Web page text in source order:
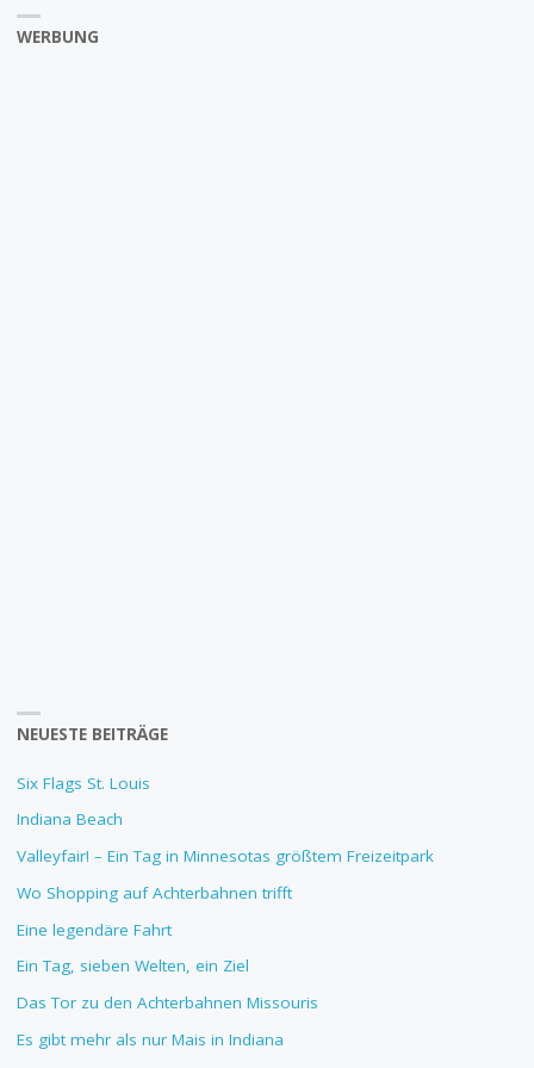
WERBUNG
NEUESTE BEITRÄGE
Six Flags St. Louis
Indiana Beach
Valleyfair! – Ein Tag in Minnesotas größtem Freizeitpark
Wo Shopping auf Achterbahnen trifft
Eine legendäre Fahrt
Ein Tag, sieben Welten, ein Ziel
Das Tor zu den Achterbahnen Missouris
Es gibt mehr als nur Mais in Indiana